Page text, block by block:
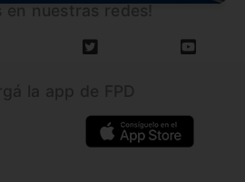
en nuestras redes!